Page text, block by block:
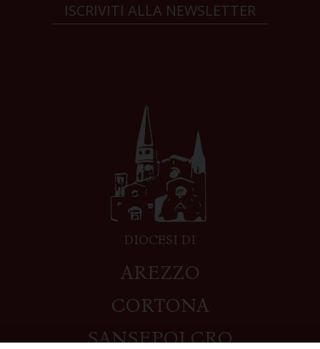
ISCRIVITI ALLA NEWSLETTER
DIOCESI DI
AREZZO
CORTONA
SANSEPOLCRO